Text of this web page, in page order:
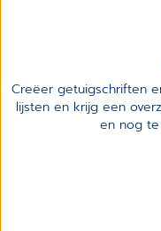
Creëer getuigschriften
lijsten en krijg een
en nog